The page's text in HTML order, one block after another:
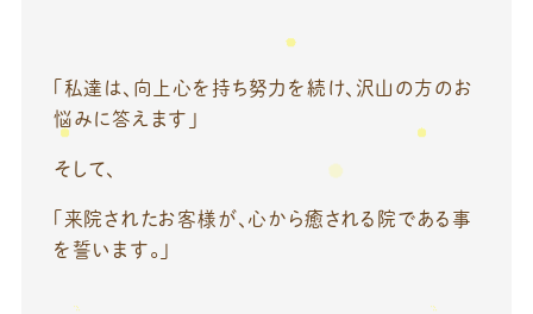
「私達は、向上心を持ち努力を続け、沢山の方のお
悩みに答えます」
そして、
「来院されたお客様が、心から癒される院である事
を誓います。」